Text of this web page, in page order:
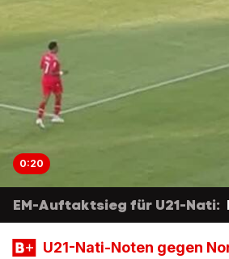
0:20
EM-Auftaktsieg für U21-Nati:
U21-Nati-Noten gegen